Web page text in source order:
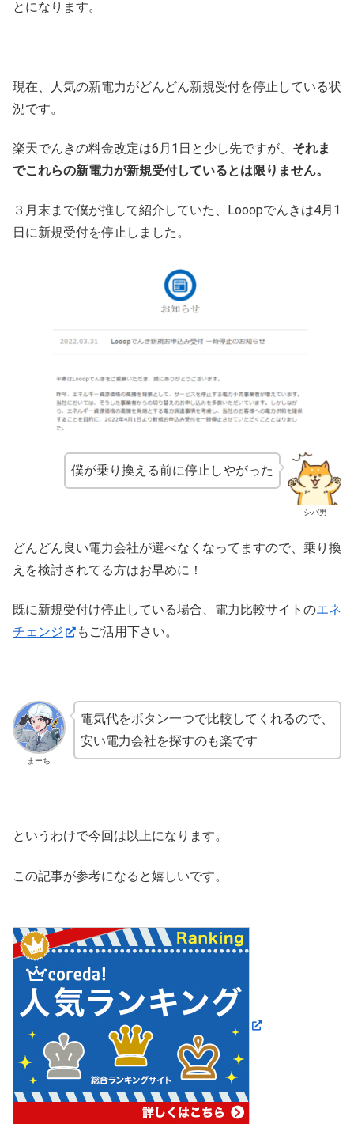
とになります。
現在、人気の新電力がどんどん新規受付を停止している状
況です。
楽天でんきの料金改定は6月1日と少し先ですが、 それま
でこれらの新電力が新規受付しているとは限りません。
３月末まで僕が推して紹介していた、Looopでんきは4月1
日に新規受付を停止しました。
シバ男
僕が乗り換える前に停止しやがった
どんどん良い電力会社が選べなくなってますので、乗り換
えを検討されてる方はお早めに！
既に新規受付け停止している場合、電力比較サイトのエネ
チェンジ
もご活用下さい。
まーち
電気代をボタン一つで比較してくれるので、
安い電力会社を探すのも楽です
というわけで今回は以上になります。
この記事が参考になると嬉しいです。